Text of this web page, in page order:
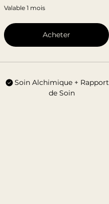
Valable 1 mois
Acheter
Soin Alchimique + Rapport
de Soin